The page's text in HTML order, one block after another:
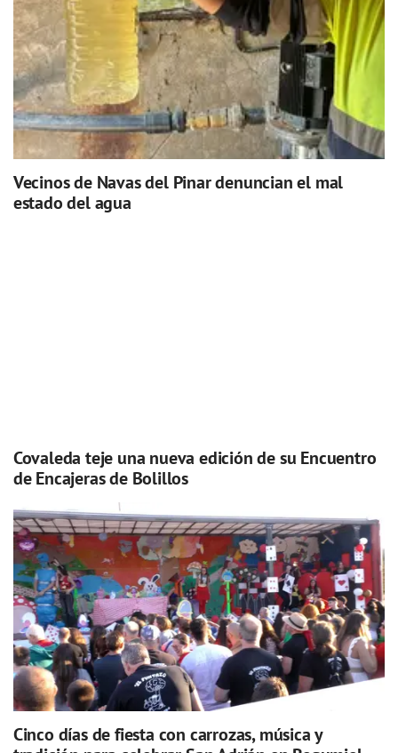
Vecinos de Navas del Pinar denuncian el mal
estado del agua
Covaleda teje una nueva edición de su Encuentro
de Encajeras de Bolillos
Cinco días de fiesta con carrozas, música y